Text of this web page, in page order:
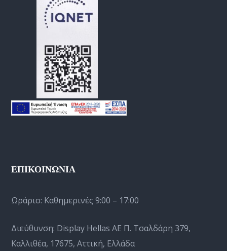
ΕΠΙΚΟΙΝΩΝΙΑ
Ωράριο: Καθημερινές 9:00 – 17:00
Διεύθυνση: Display Hellas AE Π. Τσαλδάρη 379,
Καλλιθέα, 17675, Αττική, Ελλάδα